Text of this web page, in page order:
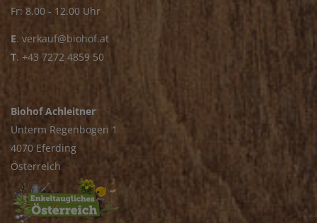
Fr: 8.00 - 12.00 Uhr
E. verkauf@biohof.at
T. +43 7272 4859 50
Biohof Achleitner
Unterm Regenbogen 1
4070 Eferding
Österreich